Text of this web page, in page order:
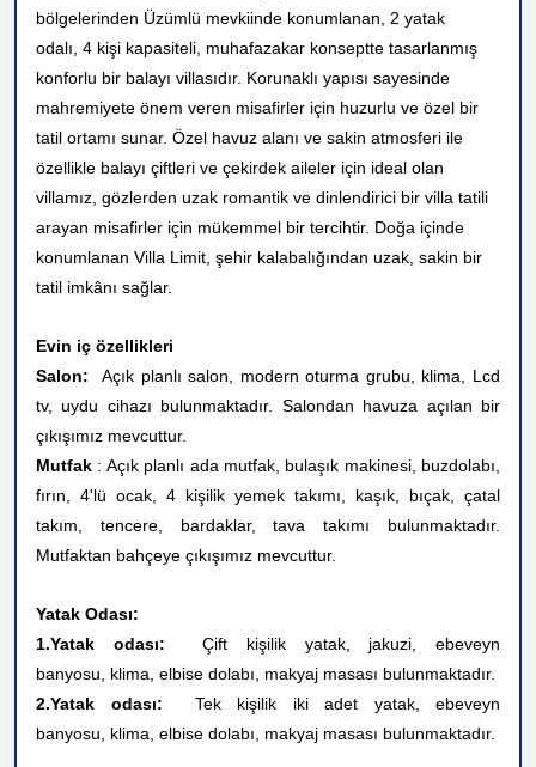
bölgelerinden Üzümlü mevkiinde konumlanan, 2 yatak
odalı, 4 kişi kapasiteli, muhafazakar konseptte tasarlanmış
konforlu bir balayı villasıdır. Korunaklı yapısı sayesinde
mahremiyete önem veren misafirler için huzurlu ve özel bir
tatil ortamı sunar. Özel havuz alanı ve sakin atmosferi ile
özellikle balayı çiftleri ve çekirdek aileler için ideal olan
villamız, gözlerden uzak romantik ve dinlendirici bir villa tatili
arayan misafirler için mükemmel bir tercihtir. Doğa içinde
konumlanan Villa Limit, şehir kalabalığından uzak, sakin bir
tatil imkânı sağlar.
Evin iç özellikleri
Salon: Açık planlı salon, modern oturma grubu, klima, Lcd
tv, uydu cihazı bulunmaktadır. Salondan havuza açılan bir
çıkışımız mevcuttur.
Mutfak : Açık planlı ada mutfak, bulaşık makinesi, buzdolabı,
fırın, 4'lü ocak, 4 kişilik yemek takımı, kaşık, bıçak, çatal
takım, tencere, bardaklar,tava takımı bulunmaktadır.
Mutfaktan bahçeye çıkışımız mevcuttur.
Yatak Odası:
1.Yatak odası:
Çift kişilik yatak, jakuzi, ebeveyn
banyosu, klima, elbise dolabı, makyaj masası bulunmaktadır.
2.Yatak odası:
Tek kişilik iki adet yatak, ebeveyn
banyosu,
klima, elbise dolabı, makyaj masası bulunmaktadır.